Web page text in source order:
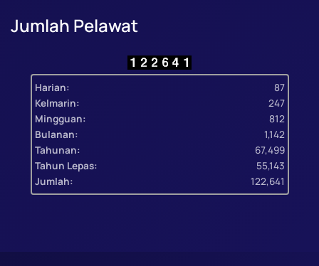
Jumlah Pelawat
Harian:
87
Kelmarin:
247
Mingguan:
812
Bulanan:
1,142
Tahunan:
67,499
Tahun Lepas:
55,143
Jumlah:
122,641